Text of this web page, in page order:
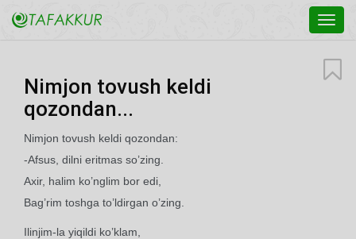
Nimjon tovush keldi
qozondan...
Nimjon tovush keldi qozondan:
-Afsus, dilni eritmas so’zing.
Axir, halim ko’nglim bor edi,
Bag’rim toshga to’ldirgan o’zing.
Ilinjim-la yiqildi ko’klam,